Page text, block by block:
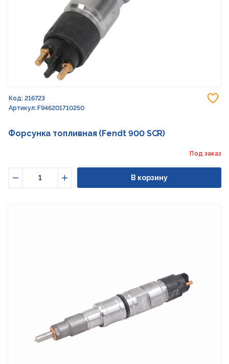
Код: 216723
Артикул: F946201710250
Форсунка топливная (Fendt 900 SCR)
Под заказ
Увеличить
В корзину